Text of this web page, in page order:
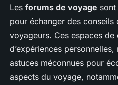
Les forums de voyage sont
pour échanger des conseils
voyageurs. Ces espaces
d’expériences
astuces méconnues pour
aspects du voyage,